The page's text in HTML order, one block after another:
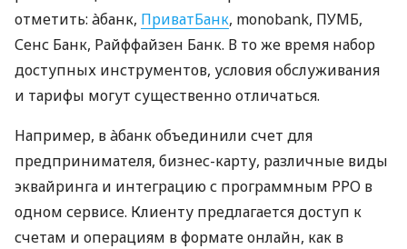
отметить: àбанк, ПриватБанк, monobank, ПУМБ,
Сенс Банк, Райффайзен Банк. В то же время набор
доступных инструментов, условия обслуживания
и тарифы могут существенно отличаться.
Например, в àбанк объединили счет для
предпринимателя, бизнес-карту, различные виды
эквайринга и интеграцию с программным РРО в
одном сервисе. Клиенту предлагается доступ к
счетам и операциям в формате онлайн, как в